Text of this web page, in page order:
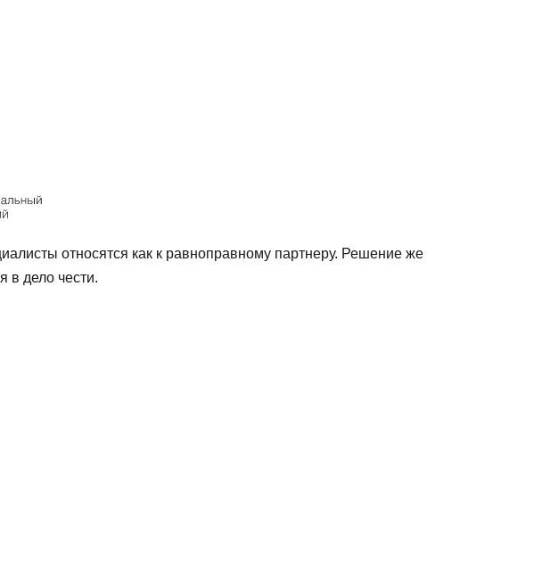
относятся как к равноправному партнеру. Решение же
в дело чести.